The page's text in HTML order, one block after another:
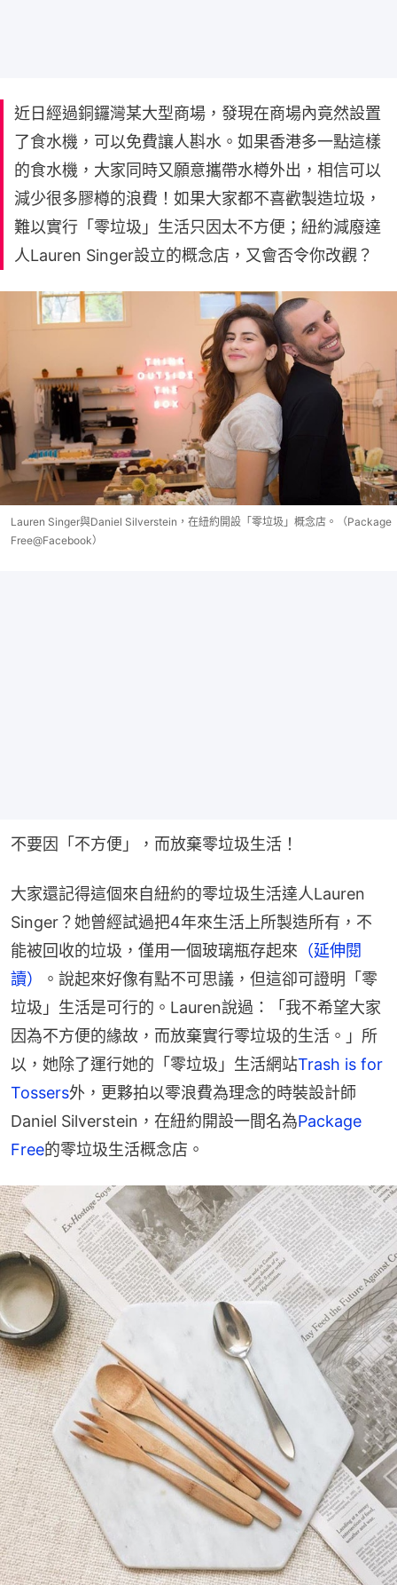
近日經過銅鑼灣某大型商場，發現在商場內竟然設置
了食水機，可以免費讓人斟水。如果香港多一點這樣
的食水機，大家同時又願意攜帶水樽外出，相信可以
減少很多膠樽的浪費！如果大家都不喜歡製造垃圾，
難以實行「零垃圾」生活只因太不方便；紐約減廢達
人Lauren Singer設立的概念店，又會否令你改觀？
Lauren Singer與Daniel Silverstein，在紐約開設「零垃圾」概念店。（Package
Free@Facebook）
不要因「不方便」，而放棄零垃圾生活！
大家還記得這個來自紐約的零垃圾生活達人Lauren
Singer？她曾經試過把4年來生活上所製造所有，不
能被回收的垃圾，僅用一個玻璃瓶存起來 （延伸閱
讀）
。說起來好像有點不可思議，但這卻可證明「零
垃圾」生活是可行的。Lauren說過：「我不希望大家
因為不方便的緣故，而放棄實行零垃圾的生活。」所
以，她除了運行她的「零垃圾」生活網站Trash is for
Tossers外，更夥拍以零浪費為理念的時裝設計師
Daniel Silverstein，在紐約開設一間名為Package
Free的零垃圾生活概念店。